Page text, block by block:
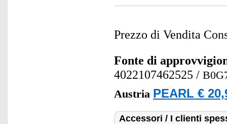
Prezzo di Vendita
Fonte di
4022107462525 /
Austria PEARL €
Accessori / I clienti